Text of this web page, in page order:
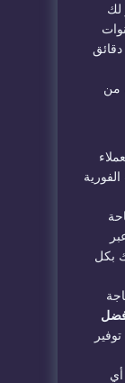
لك
وذلك من
بكل